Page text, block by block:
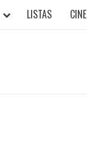
LISTAS CINE